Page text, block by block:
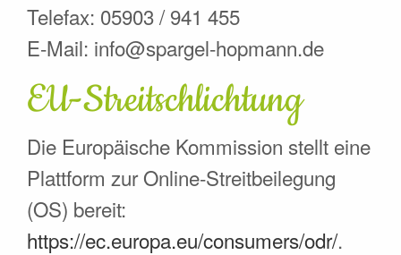
Telefax: 05903 / 941 455
E-Mail: info@spargel-hopmann.de
EU-Streitschlichtung
Die Europäische Kommission stellt eine
Plattform zur Online-Streitbeilegung
(OS) bereit:
https://ec.europa.eu/consumers/odr/.